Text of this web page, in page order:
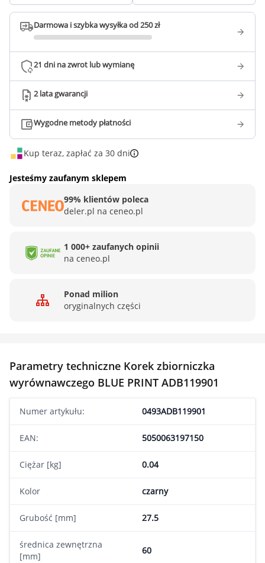
Darmowa i szybka wysyłka od 250 zł
21 dni na zwrot lub wymianę
2 lata gwarancji
Wygodne metody płatności
Kup teraz, zapłać za 30 dni
Jesteśmy zaufanym sklepem
99% klientów poleca
deler.pl na ceneo.pl
1 000+ zaufanych opinii
na ceneo.pl
Ponad milion
oryginalnych części
Parametry techniczne Korek zbiorniczka
wyrównawczego BLUE PRINT ADB119901
Numer artykułu: 0493ADB119901
EAN: 5050063197150
Ciężar [kg] 0.04
Kolor czarny
Grubość [mm] 27.5
średnica zewnętrzna
[mm]
60